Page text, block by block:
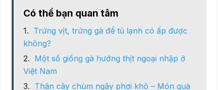
Có thể bạn quan tâm
Trứng vịt, trứng gà để tủ lạnh có ấp được
không?
Một số giống gà hướng thịt ngoại nhập ở
Việt Nam
Thân cây chùm ngây phơi khô – Món quà